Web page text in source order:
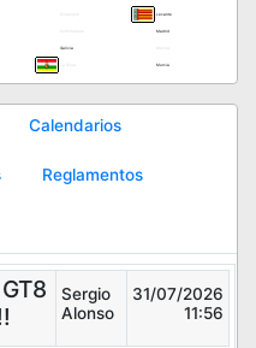
Levante
Madrid
Galicia
Murcia
Calendarios
Reglamentos
Sergio
Alonso
31/07/2026
11:56